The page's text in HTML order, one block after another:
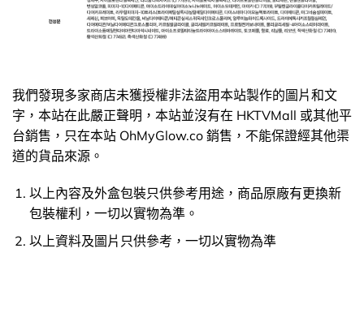
我們發現多家商店未獲授權非法盜用本站製作的圖片和文
字，本站在此嚴正聲明，本站並沒有在 HKTVMall 或其他平
台銷售，只在本站 OhMyGlow.co 銷售，不能保證經其他渠
道的貨品來源。
以上內容及外盒包裝只供參考用途，商品原廠有更換新
包裝權利，一切以實物為準。
以上資料及圖片只供參考，一切以實物為準